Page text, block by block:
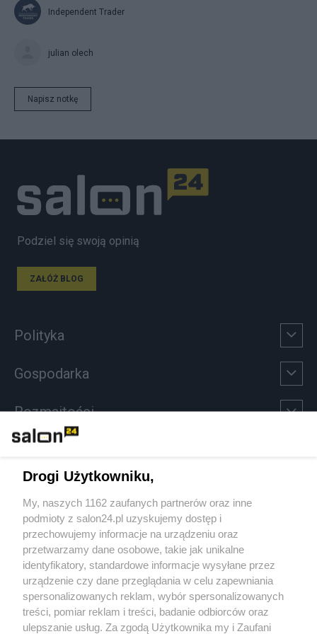
Independent Trader
julian olech
Napisz notkę
Podziel się swoją opinią
ZAŁÓŻ BLOG
Polityka
Gospodarka
Rozmaitości
Sport
Społeczeństwo
Kultura
Drogi Użytkowniku,
My, naszych 1162 zaufanych partnerów oraz inne
podmioty z salon24.pl uzyskujemy dostęp i
przechowujemy informacje na urządzeniu oraz
przetwarzamy dane osobowe, takie jak unikalne
identyfikatory, standardowe informacje wysyłane przez
urządzenie czy dane przeglądania w celu zapewniania
spersonalizowanych reklam, wybór spersonalizowanych
treści, pomiar reklam i treści, badanie odbiorców oraz
ulepszanie usług. Za zgodą Użytkownika my i Zaufani